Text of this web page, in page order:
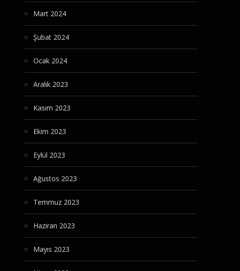
Mart 2024
Şubat 2024
Ocak 2024
Aralık 2023
Kasım 2023
Ekim 2023
Eylül 2023
Ağustos 2023
Temmuz 2023
Haziran 2023
Mayıs 2023